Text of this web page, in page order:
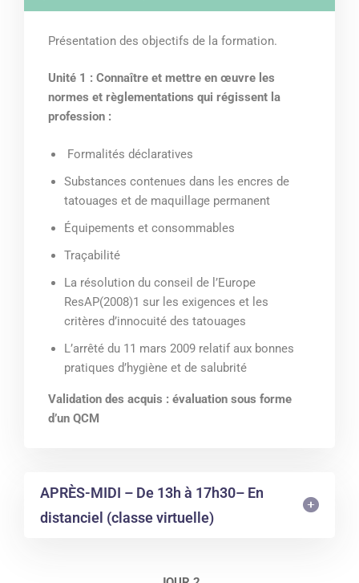
Présentation des objectifs de la formation.
Unité 1 : Connaître et mettre en œuvre les
normes et règlementations qui régissent la
profession :
Formalités déclaratives
Substances contenues dans les encres de
tatouages et de maquillage permanent
Équipements et consommables
Traçabilité
La résolution du conseil de l’Europe
ResAP(2008)1 sur les exigences et les
critères d’innocuité des tatouages
L’arrêté du 11 mars 2009 relatif aux bonnes
pratiques d’hygiène et de salubrité
Validation des acquis : évaluation sous forme
d’un QCM
APRÈS-MIDI – De 13h à 17h30– En
distanciel (classe virtuelle)